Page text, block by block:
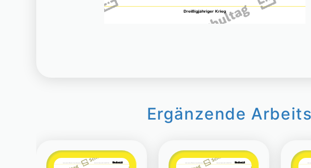
Ergänzende